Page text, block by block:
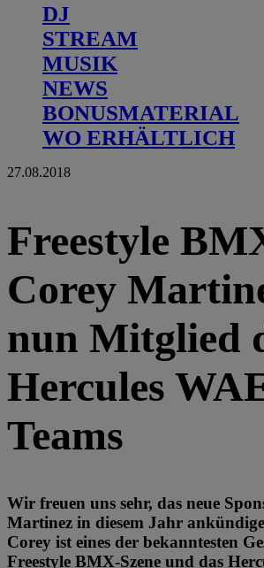
DJ
STREAM
MUSIK
NEWS
BONUSMATERIAL
WO ERHÄLTLICH
27.08.2018
Freestyle
Corey
nun Mitglied
Hercules
Teams
Wir freuen uns sehr, das neue
Martinez in diesem Jahr
Corey ist eines der bekanntesten
Freestyle BMX-Szene und das